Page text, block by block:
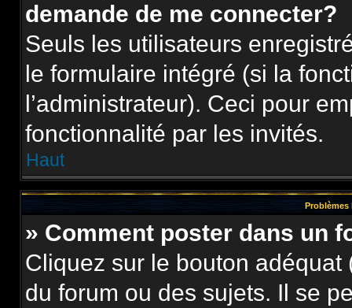
demande de me connecter?
Seuls les utilisateurs
le formulaire intégré (si la
l’administrateur). Ceci pour
fonctionnalité par les invités.
Haut
Problèmes
» Comment poster dans un
Cliquez sur le bouton
du forum ou des sujets. Il se